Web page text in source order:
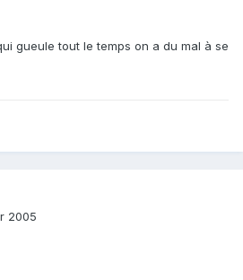
gueule tout le temps on a du mal à se
2005